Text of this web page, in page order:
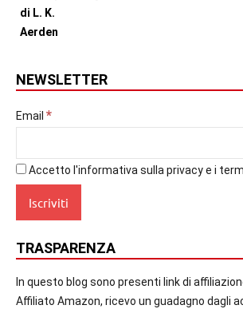
NEWSLETTER
Email *
Accetto l'informativa sulla privacy e i
TRASPARENZA
In questo blog sono presenti link di
Affiliato Amazon, ricevo un guadagno dagli